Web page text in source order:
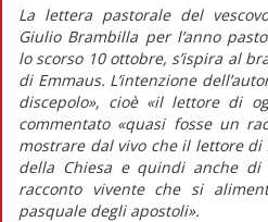
La lettera pastorale del
Giulio Brambilla per l’anno
lo scorso 10 ottobre, s’ispira al
di Emmaus. L’intenzione
discepolo», cioè «il lettore di
commentato«quasi fosse un
mostrare dal vivo che il lettore di
della Chiesa e quindi anche
racconto vivente che si
pasquale degli apostoli».